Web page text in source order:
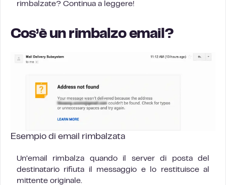
rimbalzate? Continua a leggere!
Cos’è un rimbalzo email?
Esempio di email rimbalzata
Un’email rimbalza quando il server di posta del
destinatario rifiuta il messaggio e lo restituisce al
mittente originale.